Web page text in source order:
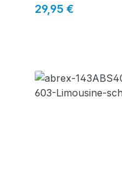
Regulärer Preis:
29,95 €